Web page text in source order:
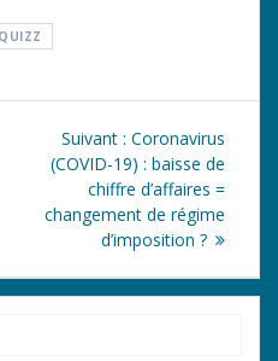
QUIZZ
Suivant : Article
suivant
:
Coronavirus
(COVID-19) : baisse de
chiffre d’affaires =
changement de régime
d’imposition ?